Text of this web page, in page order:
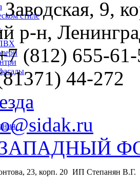
стиле
9,
р-н,
(812) 655-
44-272
23, корп. 20 ИП Степанян В.Г.